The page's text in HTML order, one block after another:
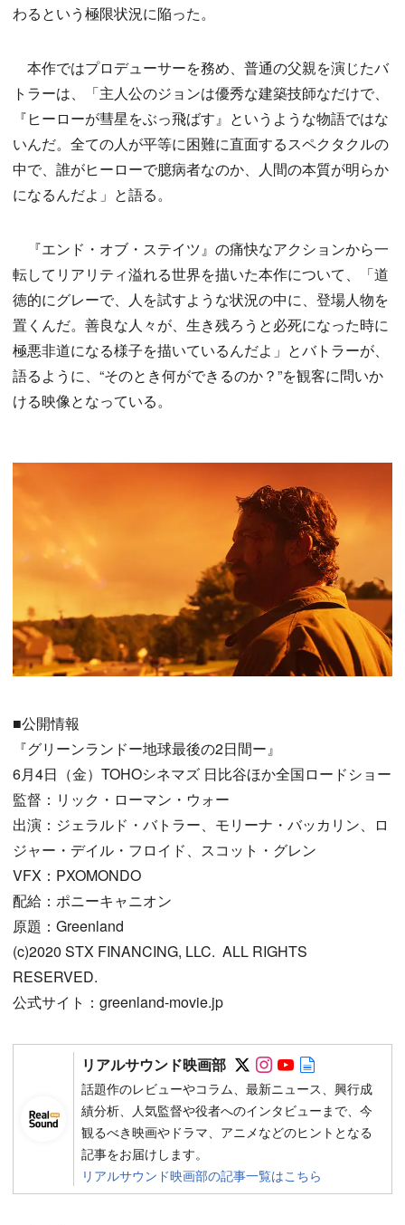
わるという極限状況に陥った。
本作ではプロデューサーを務め、普通の父親を演じたバ
トラーは、「主人公のジョンは優秀な建築技師なだけで、
『ヒーローが彗星をぶっ飛ばす』というような物語ではな
いんだ。全ての人が平等に困難に直面するスペクタクルの
中で、誰がヒーローで臆病者なのか、人間の本質が明らか
になるんだよ」と語る。
『エンド・オブ・ステイツ』の痛快なアクションから一
転してリアリティ溢れる世界を描いた本作について、「道
徳的にグレーで、人を試すような状況の中に、登場人物を
置くんだ。善良な人々が、生き残ろうと必死になった時に
極悪非道になる様子を描いているんだよ」とバトラーが、
語るように、“そのとき何ができるのか？”を観客に問いか
ける映像となっている。
■公開情報
『グリーンランドー地球最後の2日間ー』
6月4日（金）TOHOシネマズ 日比谷ほか全国ロードショー
監督：リック・ローマン・ウォー
出演：ジェラルド・バトラー、モリーナ・バッカリン、ロ
ジャー・デイル・フロイド、スコット・グレン
VFX：PXOMONDO
配給：ポニーキャニオン
原題：Greenland
(c)2020 STX FINANCING, LLC. ALL RIGHTS
RESERVED.
公式サイト：greenland-movie.jp
リアルサウンド映画部 Follow on SNS
Follow on SNS
Follow on
話題作のレビューやコラム、最新ニュース、興行成
績分析、人気監督や役者へのインタビューまで、今
観るべき映画やドラマ、アニメなどのヒントとなる
記事をお届けします。
リアルサウンド映画部の記事一覧はこちら